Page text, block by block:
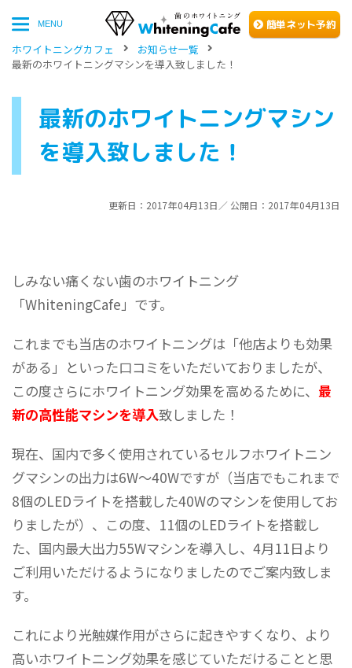
MENU 簡単ネッ ト予約
ホワイトニングカフェ
お知らせ一覧
最新のホワイトニングマシンを導入致しました！
最新のホワイトニングマシン
を導入致しました！
更新日：2017年04月13日／ 公開日：2017年04月13日
しみない痛くない歯のホワイトニング
「WhiteningCafe」です。
これまでも当店のホワイトニングは「他店よりも効果
がある」といった口コミをいただいておりましたが、
この度さらにホワイトニング効果を高めるために、最
新の高性能マシンを導入致しました！
現在、国内で多く使用されているセルフホワイトニン
グマシンの出力は6W～40Wですが（当店でもこれまで
8個のLEDライトを搭載した40Wのマシンを使用してお
りましたが）、この度、11個のLEDライトを搭載し
た、国内最大出力55Wマシンを導入し、4月11日より
ご利用いただけるようになりましたのでご案内致しま
す。
これにより光触媒作用がさらに起きやすくなり、より
高いホワイトニング効果を感じていただけることと思